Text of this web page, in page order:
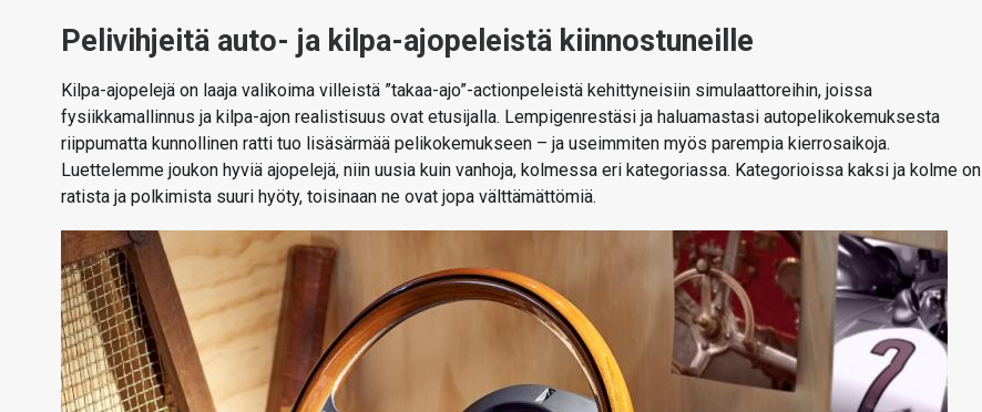
Pelivihjeitä auto- ja kilpa-ajopeleistä kiinnostuneille
Kilpa-ajopelejä on laaja valikoima villeistä ”takaa-ajo”-actionpeleistä kehittyneisiin simulaattoreihin, joissa
fysiikkamallinnus ja kilpa-ajon realistisuus ovat etusijalla. Lempigenrestäsi ja haluamastasi autopelikokemuksesta
riippumatta kunnollinen ratti tuo lisäsärmää pelikokemukseen – ja useimmiten myös parempia kierrosaikoja.
Luettelemme joukon hyviä ajopelejä, niin uusia kuin vanhoja, kolmessa eri kategoriassa. Kategorioissa kaksi ja kolme on
ratista ja polkimista suuri hyöty, toisinaan ne ovat jopa välttämättömiä.